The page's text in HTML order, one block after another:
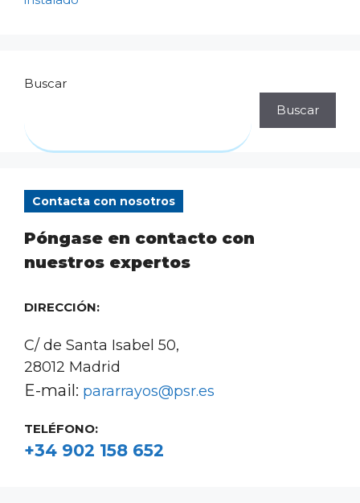
Buscar
Buscar
Contacta con nosotros
Póngase en contacto con
nuestros expertos
DIRECCIÓN:
C/ de Santa Isabel 50,
28012 Madrid
E-mail: pararrayos@psr.es
TELÉFONO:
+34 902 158 652